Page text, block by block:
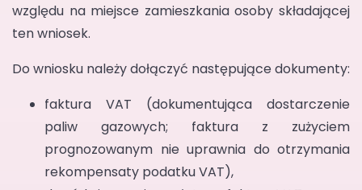
względu na miejsce zamieszkania osoby składającej
ten wniosek.
Do wniosku należy dołączyć następujące dokumenty:
faktura VAT (dokumentująca dostarczenie
paliw gazowych; faktura z zużyciem
prognozowanym nie uprawnia do otrzymania
rekompensaty podatku VAT),